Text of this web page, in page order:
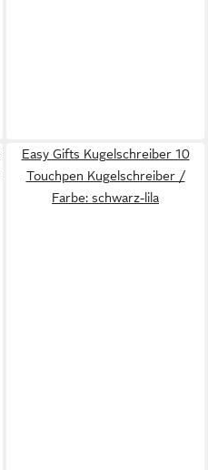
Easy Gifts Kugelschreiber 10
Touchpen Kugelschreiber /
Farbe: schwarz-lila